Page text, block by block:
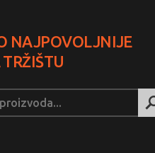
NAJPOVOLJNIJE